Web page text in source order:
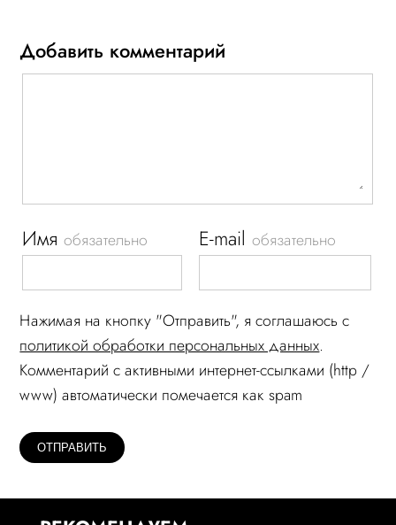
Добавить комментарий
Имяобязательно E-mailобязательно
Нажимая на кнопку "Отправить", я соглашаюсь c
политикой обработки персональных данных.
Комментарий c активными интернет-ссылками (http /
www) автоматически помечается как spam